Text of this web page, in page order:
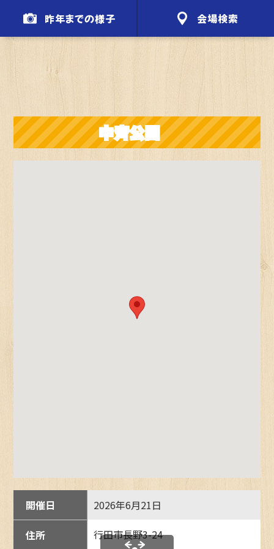
昨年までの様子 会場検索
中斉公園
開催日 2026年6月21日
住所 行田市長野3-24